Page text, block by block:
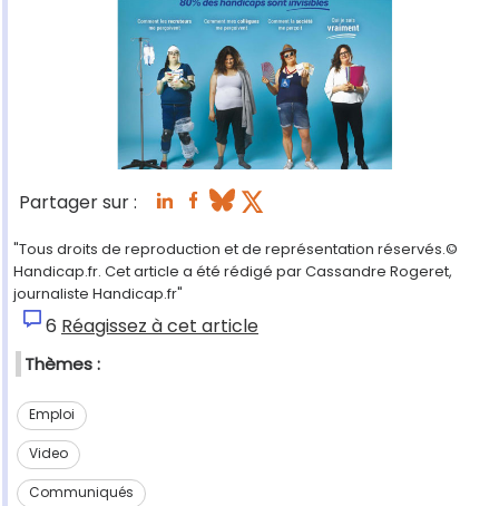
Partager sur :
"Tous droits de reproduction et de représentation réservés.©
Handicap.fr. Cet article a été rédigé par Cassandre Rogeret,
journaliste Handicap.fr"
6 Réagissez à cet article
Thèmes :
Emploi
Video
Communiqués